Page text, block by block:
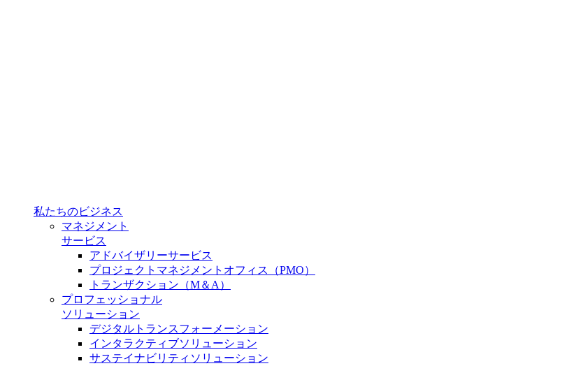
私たちのビジネス
マネジメント
サービス
アドバイザリーサービス
プロジェクトマネジメントオフィス（PMO）
トランザクション（M＆A）
プロフェッショナル
ソリューション
デジタルトランスフォーメーション
インタラクティブソリューション
サステイナビリティソリューション